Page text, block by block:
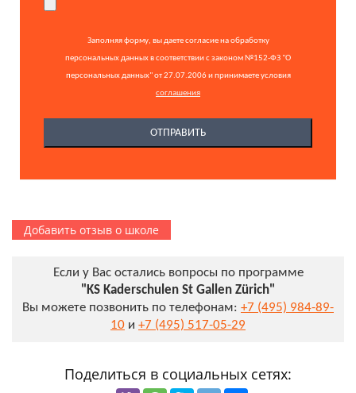
Заполняя форму, вы даете согласие на обработку
персональных данных в соответствии с законом №152-ФЗ "О
персональных данных" от 27.07.2006 и принимаете условия
соглашения
Добавить отзыв о школе
Если у Вас остались вопросы по программе
"KS Kaderschulen St Gallen Zürich"
Вы можете позвонить по телефонам: +7 (495) 984-89-
10 и +7 (495) 517-05-29
Поделиться в социальных сетях: